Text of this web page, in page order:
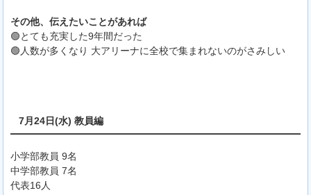
その他、伝えたいことがあれば
🟢とても充実した9年間だった
🟢人数が多くなり 大アリーナに全校で集まれないのがさみしい
7月24日(水) 教員編
小学部教員 9名
中学部教員 7名
代表16人